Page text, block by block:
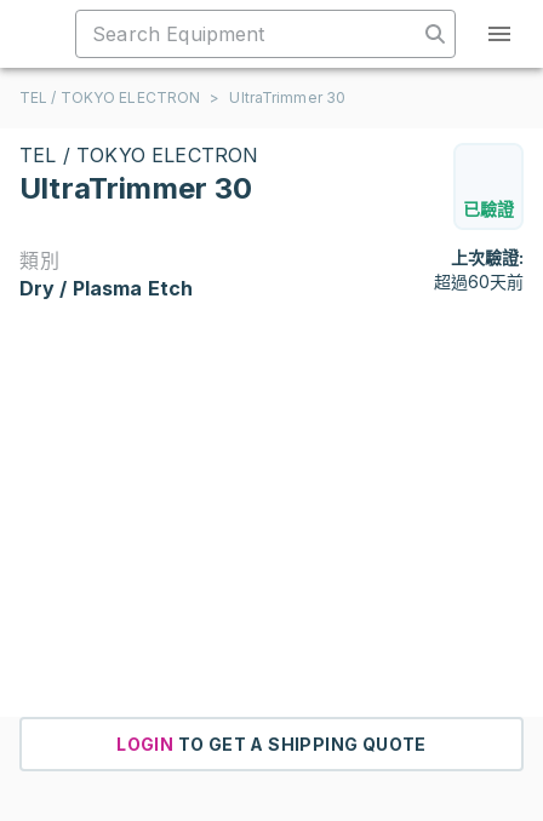
TEL / TOKYO ELECTRON > UltraTrimmer 30
TEL / TOKYO ELECTRON
UltraTrimmer 30
已驗證
類別
Dry / Plasma Etch
上次驗證:
超過60天前
LOGIN TO GET A SHIPPING QUOTE